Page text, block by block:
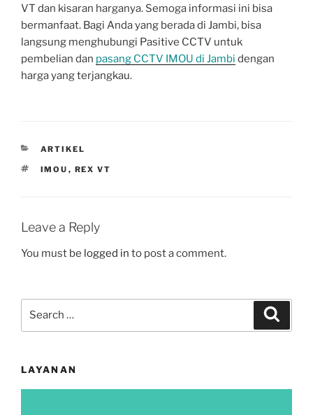
VT dan kisaran harganya. Semoga informasi ini bisa
bermanfaat. Bagi Anda yang berada di Jambi, bisa
langsung menghubungi Pasitive CCTV untuk
pembelian dan pasang CCTV IMOU di Jambi dengan
harga yang terjangkau.
CATEGORIES
ARTIKEL
TAGS
IMOU , REX VT
Leave a Reply
You must be logged in to post a comment.
LAYANAN